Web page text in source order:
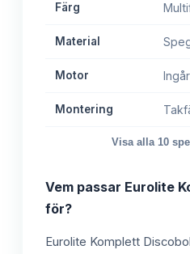
Färg
Material
Motor Ingår
Montering
Visa alla 10
Vem passar Eurolite
för?
Eurolite Komplett